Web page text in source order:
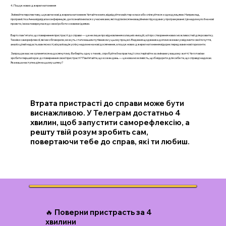
4. Пошук нових джерел натхнення
Змінюйте перспективу, шукаючи нові джерела натхнення. Читайте книги, відвідуйте майстер-класи або спілкуйтеся з однодумцями. Наприклад,
програмістка Анна відвідала конференцію, де познайомилася з учасниками, які поділилися інноваційними підходами у програмуванні. Це надихнуло її на нові
проекти, і вона повернулася до своєї роботи з новими ідеями.
Варто пам'ятати, що повернення пристрасті до справи — це не лише про відновлення колишніх емоцій, а й про створення нових можливостей для розвитку.
Техніки саморефлексії, які ми обговорили, можуть стати вашим путівником у цьому процесі. Ведення щоденника допоможе вам усвідомити свої почуття,
аналіз цілей надасть вам ясності, візуалізація успіху надихне на нові досягнення, а пошук нових джерел натхнення відкриє перед вами нові горизонти.
Запрошую вас не зупинятися на досягнутому. Виберіть одну з технік, спробуйте її на практиці і спостерігайте за змінами у вашому житті. Чи готові ви
зробити перший крок до повернення своєї пристрасті? Пам’ятайте, що кожен день — це нова можливість, щоб відкрити для себе те, що справді надихає.
Яка ваша наступна дія на цьому шляху?
Втрата пристрасті до справи може бути
виснажливою. У Телеграм достатньо 4
хвилин, щоб запустити саморефлексію, а
решту твій розум зробить сам,
повертаючи тебе до справ, які ти любиш.
🔥 Поверни пристрасть за 4
хвилини